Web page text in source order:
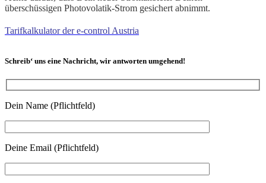
überschüssigen Photovolatik-Strom gesichert abnimmt.
Tarifkalkulator der e-control Austria
Schreib‘ uns eine Nachricht, wir antworten umgehend!
Dein Name (Pflichtfeld)
Deine Email (Pflichtfeld)